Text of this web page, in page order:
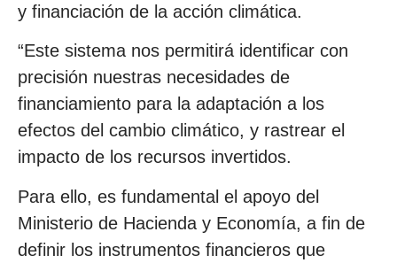
y financiación de la acción climática.
“Este sistema nos permitirá identificar con
precisión nuestras necesidades de
financiamiento para la adaptación a los
efectos del cambio climático, y rastrear el
impacto de los recursos invertidos.
Para ello, es fundamental el apoyo del
Ministerio de Hacienda y Economía, a fin de
definir los instrumentos financieros que